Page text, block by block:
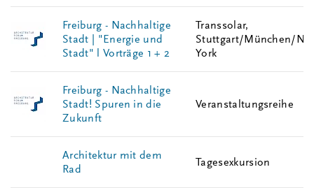
Freiburg - Nachhaltige
Stadt | "Energie und
Stadt" l Vorträge 1 + 2
Transsolar,
Stuttgart/München/
York
Freiburg - Nachhaltige
Stadt! Spuren in die
Zukunft
Veranstaltungsreihe
Architektur mit dem
Rad
Tagesexkursion